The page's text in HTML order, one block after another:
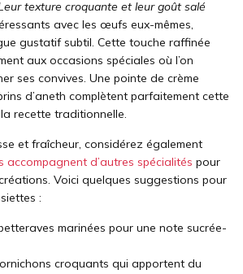
texture croquante et leur goût salé
avec les œufs eux-mêmes,
gustatif subtil. Cette touche raffinée
aux occasions spéciales où l’on
ses convives. Une pointe de crème
d’aneth complètent parfaitement cette
recette traditionnelle.
et fraîcheur, considérez également
accompagnent d’autres spécialités pour
Voici quelques suggestions pour
:
marinées pour une note sucrée-
croquants qui apportent du